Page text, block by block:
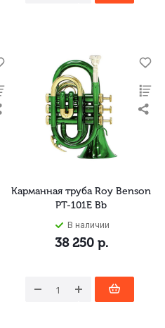
Карманная труба Roy Benson
PT-101E Bb
В наличии
38 250р.